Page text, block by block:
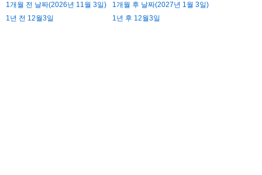
1개월 전 날짜(2026년 11월 3일)
1개월 후 날짜(2027년 1월 3일)
1년 전 12월3일
1년 후 12월3일